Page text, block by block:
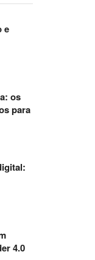
e
os
para
4.0